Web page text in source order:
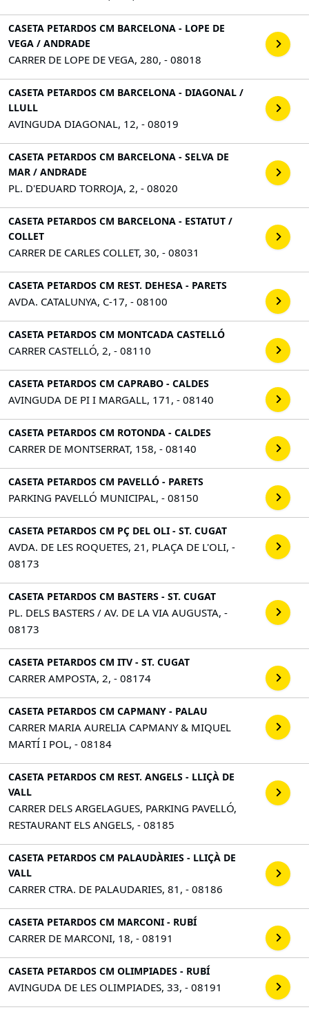
CASETA PETARDOS CM BARCELONA - LOPE DE
VEGA / ANDRADE
CARRER DE LOPE DE VEGA, 280, - 08018
CASETA PETARDOS CM BARCELONA - DIAGONAL /
LLULL
AVINGUDA DIAGONAL, 12, - 08019
CASETA PETARDOS CM BARCELONA - SELVA DE
MAR / ANDRADE
PL. D'EDUARD TORROJA, 2, - 08020
CASETA PETARDOS CM BARCELONA - ESTATUT /
COLLET
CARRER DE CARLES COLLET, 30, - 08031
CASETA PETARDOS CM REST. DEHESA - PARETS
AVDA. CATALUNYA, C-17, - 08100
CASETA PETARDOS CM MONTCADA CASTELLÓ
CARRER CASTELLÓ, 2, - 08110
CASETA PETARDOS CM CAPRABO - CALDES
AVINGUDA DE PI I MARGALL, 171, - 08140
CASETA PETARDOS CM ROTONDA - CALDES
CARRER DE MONTSERRAT, 158, - 08140
CASETA PETARDOS CM PAVELLÓ - PARETS
PARKING PAVELLÓ MUNICIPAL, - 08150
CASETA PETARDOS CM PÇ DEL OLI - ST. CUGAT
AVDA. DE LES ROQUETES, 21, PLAÇA DE L'OLI, -
08173
CASETA PETARDOS CM BASTERS - ST. CUGAT
PL. DELS BASTERS / AV. DE LA VIA AUGUSTA, -
08173
CASETA PETARDOS CM ITV - ST. CUGAT
CARRER AMPOSTA, 2, - 08174
CASETA PETARDOS CM CAPMANY - PALAU
CARRER MARIA AURELIA CAPMANY & MIQUEL
MARTÍ I POL, - 08184
CASETA PETARDOS CM REST. ANGELS - LLIÇÀ DE
VALL
CARRER DELS ARGELAGUES, PARKING PAVELLÓ,
RESTAURANT ELS ANGELS, - 08185
CASETA PETARDOS CM PALAUDÀRIES - LLIÇÀ DE
VALL
CARRER CTRA. DE PALAUDARIES, 81, - 08186
CASETA PETARDOS CM MARCONI - RUBÍ
CARRER DE MARCONI, 18, - 08191
CASETA PETARDOS CM OLIMPIADES - RUBÍ
AVINGUDA DE LES OLIMPIADES, 33, - 08191